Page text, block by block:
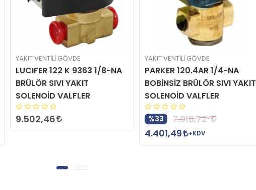
YAKIT VENTİLİ GÖVDE
LUCIFER 122 K 9363 1/8-NA
BRÜLÖR SIVI YAKIT
SOLENOİD VALFLER
9.502,46
YAKIT VENTİLİ GÖVDE
PARKER 120.4AR 1/4-NA
BOBİNSİZ BRÜLÖR SIVI YAKIT
SOLENOİD VALFLER
%33
7.918,72
4.401,49
+KDV